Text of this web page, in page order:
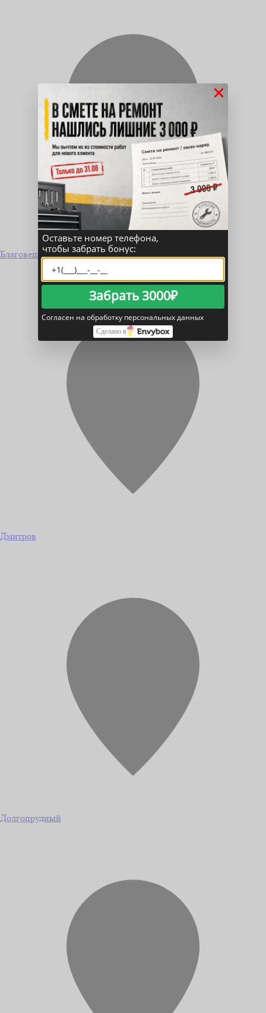
Благовещенск
Дмитров
Долгопрудный
×
Оставьте номер телефона,
чтобы забрать бонус:
Забрать 3000₽
Согласен на обработку персональных данных
Сделано в